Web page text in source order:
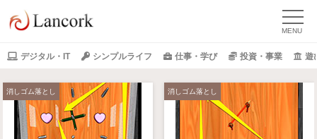
デジタル・IT シンプルライフ 仕事・学び 投資・事業 遊
消しゴム落とし 消しゴム落とし